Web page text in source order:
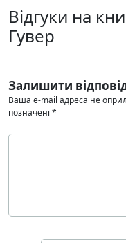
Відгуки на
Гувер
Залишити
Ваша e-mail адреса не
позначені *